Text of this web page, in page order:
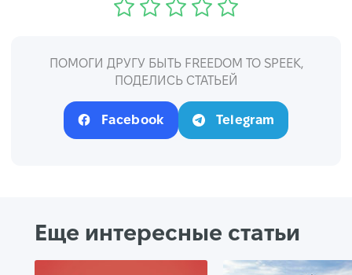
ПОМОГИ ДРУГУ БЫТЬ FREEDOM TO SPEEK,
ПОДЕЛИСЬ СТАТЬЕЙ
Facebook Telegram
Еще интересные статьи